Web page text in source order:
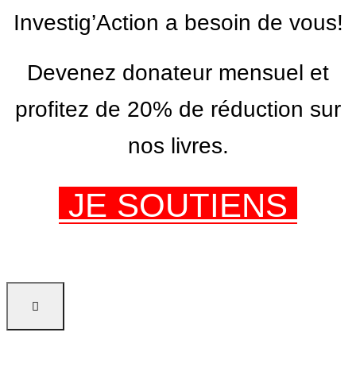
Investig’Action a besoin de vous!
Devenez donateur mensuel et
profitez de 20% de réduction sur
nos livres.
JE SOUTIENS